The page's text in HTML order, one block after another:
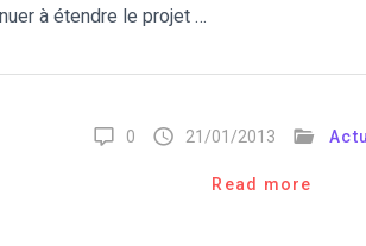
à étendre le projet …
0 21/01/2013
Read more